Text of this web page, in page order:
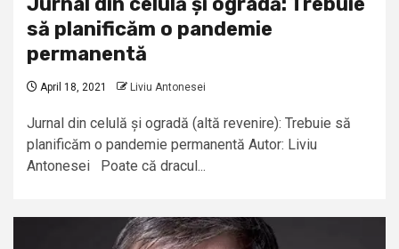
să planificăm o pandemie
permanentă
April 18, 2021 Liviu Antonesei
Jurnal din celulă și ogradă (altă revenire): Trebuie să
planificăm o pandemie permanentă Autor: Liviu
Antonesei Poate că dracul...